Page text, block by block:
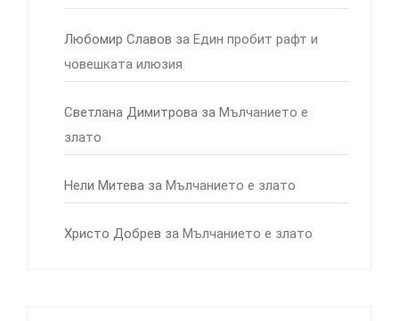
Любомир Славов за Един пробит рафт и
човешката илюзия
Светлана Димитрова за Мълчанието е
злато
Нели Митева за Мълчанието е злато
Христо Добрев за Мълчанието е злато